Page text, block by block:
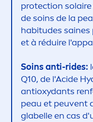
protection
de soins de la
habitudes
et à réduire
Soins anti-rides:
Q10, de l'Acide
antioxydants
peau et peuvent
glabelle en cas